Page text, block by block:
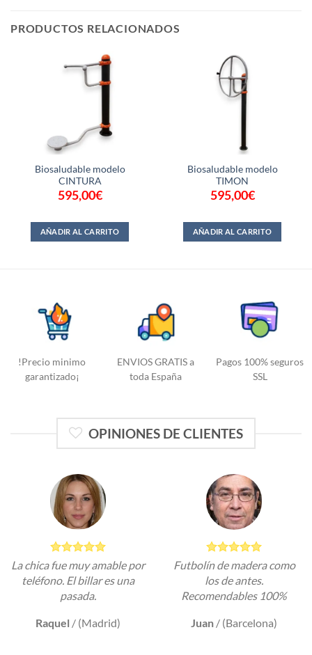
PRODUCTOS RELACIONADOS
Biosaludable modelo
CINTURA
595,00€
AÑADIR AL CARRITO
Biosaludable modelo
TIMON
595,00€
AÑADIR AL CARRITO
!Precio minimo
garantizado¡
ENVIOS GRATIS a
toda España
Pagos 100% seguros
SSL
OPINIONES DE CLIENTES
La chica fue muy amable por
teléfono. El billar es una
pasada.
Raquel / (Madrid)
Futbolín de madera como
los de antes.
Recomendables 100%
Juan / (Barcelona)